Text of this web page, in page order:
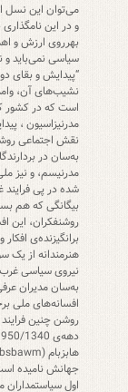
می‌توان این نسل
و در این
بهرروی ارزش و
سیاسی نمی‌باید و
“پیدایش و بقای
است که در کشور
مدرنیزاسیون ،
نقش اجتماعی
به‌سان در
مدرنیسم، و نیز
شده در پی فرایند
برانگیزنده‌ی
هنرمندانه از یک
جهانش نامیده
اول